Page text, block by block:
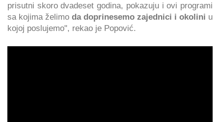
prisutni skoro dvadeset godina, pokazuju i ovi programi
sa kojima želimo da doprinesemo zajednici i okolini u
kojoj poslujemo", rekao je Popović.